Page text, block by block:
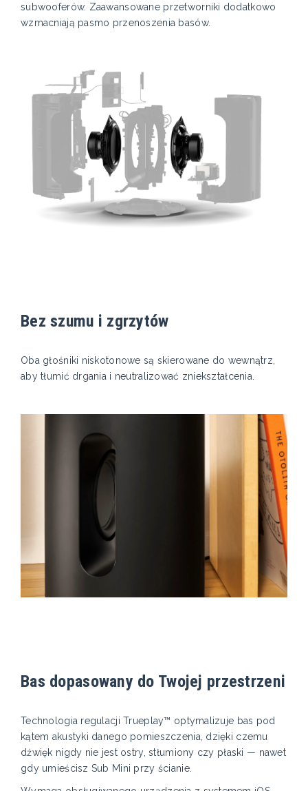
subwooferów. Zaawansowane przetworniki dodatkowo
wzmacniają pasmo przenoszenia basów.
Bez szumu i zgrzytów
Oba głośniki niskotonowe są skierowane do wewnątrz,
aby tłumić drgania i neutralizować zniekształcenia.
Bas dopasowany do Twojej przestrzeni
Technologia regulacji Trueplay™ optymalizuje bas pod
kątem akustyki danego pomieszczenia, dzięki czemu
dźwięk nigdy nie jest ostry, stłumiony czy płaski — nawet
gdy umieścisz Sub Mini przy ścianie.